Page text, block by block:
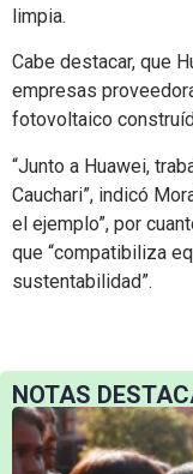
NOTAS
limpia.
Cabe destacar, que
empresas
fotovoltaico
“Junto a Huawei,
Cauchari”, indicó
el ejemplo”, por
que “compatibiliza
sustentabilidad”.